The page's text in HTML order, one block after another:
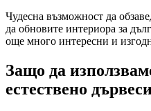
Чудесна възможност да
да обновите интериора за
още много интересни и
Защо да
естествено